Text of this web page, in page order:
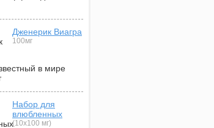
Дженерик Виагра
100мг
в мире
Набор для
влюбленных
(10х100 мг)